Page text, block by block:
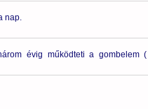
nap.
évig működteti a gombelem (